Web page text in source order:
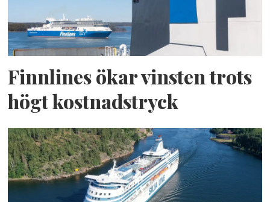
Finnlines ökar vinsten trots
högt kostnadstryck